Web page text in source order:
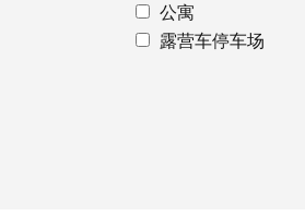
公寓
露营车停车场